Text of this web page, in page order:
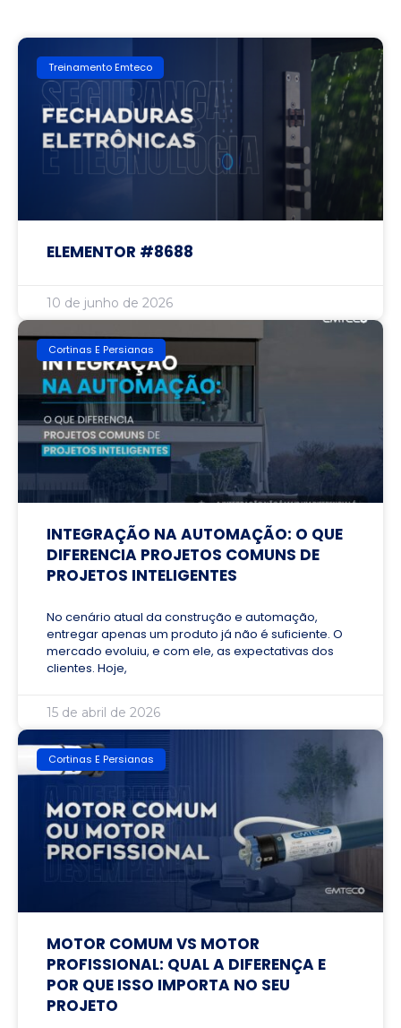
Treinamento Emteco
ELEMENTOR #8688
10 de junho de 2026
Cortinas E Persianas
INTEGRAÇÃO NA AUTOMAÇÃO: O QUE
DIFERENCIA PROJETOS COMUNS DE
PROJETOS INTELIGENTES
No cenário atual da construção e automação,
entregar apenas um produto já não é suficiente. O
mercado evoluiu, e com ele, as expectativas dos
clientes. Hoje,
15 de abril de 2026
Cortinas E Persianas
MOTOR COMUM VS MOTOR
PROFISSIONAL: QUAL A DIFERENÇA E
POR QUE ISSO IMPORTA NO SEU
PROJETO